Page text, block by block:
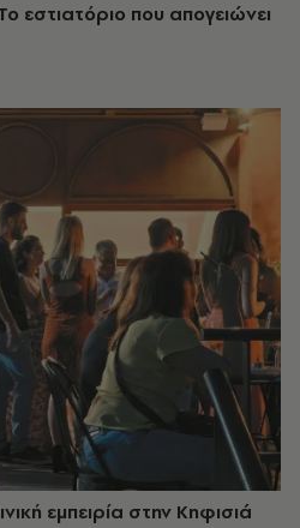
που απογειώνει
εμπειρία στην Κηφισιά